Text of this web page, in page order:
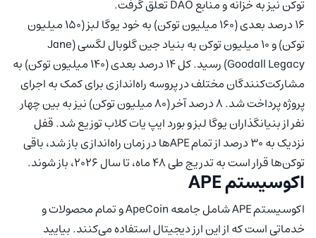
توکن نیز به خزانه و منابع DAO تعلق گرفت.
16 درصد بعدی (160 میلیون توکن) به خود یوگا لبز (150 میلیون
توکن) و 10 میلیون توکن به بنیاد جین گلوبال لگسی (Jane
Goodall Legacy) رسید. کل 14 درصد بعدی (140 میلیون توکن) به
مشارکت‌کنندگان مختلف در پروسه راه‌اندازی برای کمک به اجرای
پروژه پرداخت شد. 8 درصد آخر (80 میلیون توکن) نیز به بین چهار
نفر از بنیانگذاران یوگا لبز و بورد ایپ یات کلاب توزیع شد. قفل
نزدیک به 30 درصد از تمام APEها در زمان راه‌اندازی باز شد، باقی
توکن‌ها قرار است به تدریج طی 48 ماه، تا سال 2026، باز شوند.
اکوسیستم APE
اکوسیستم APE شامل جامعه ApeCoin و تمام محصولات و
خدماتی است که از این ارز دیجیتال استفاده می‌کنند. بیایید